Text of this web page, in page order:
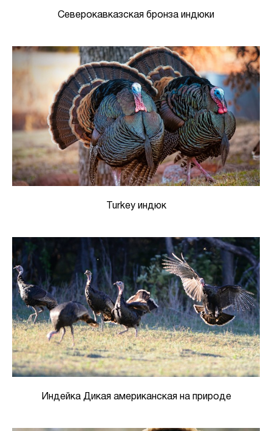
Северокавказская бронза индюки
Turkey индюк
Индейка Дикая американская на природе